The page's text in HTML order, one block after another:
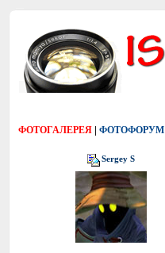
ФОТОГАЛЕРЕЯ | ФОТОФОРУМ
Sergey S